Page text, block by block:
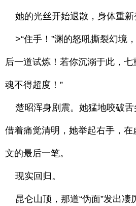
她的光丝开始退散，身体重新
>“住手！”渊的怒吼撕裂幻境，
后一道试炼！若你沉溺于此，
魂不得超度！”
楚昭浑身剧震。她猛地咬破舌
借着痛觉清明，她举起右手，
文的最后一笔。
现实回归。
昆仑山顶，那道“伪面”发出凄